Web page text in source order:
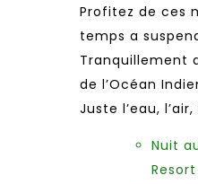
Profitez de ces
temps a
Tranquillement
de l’Océan
Juste l’eau,
Nuit
Resort